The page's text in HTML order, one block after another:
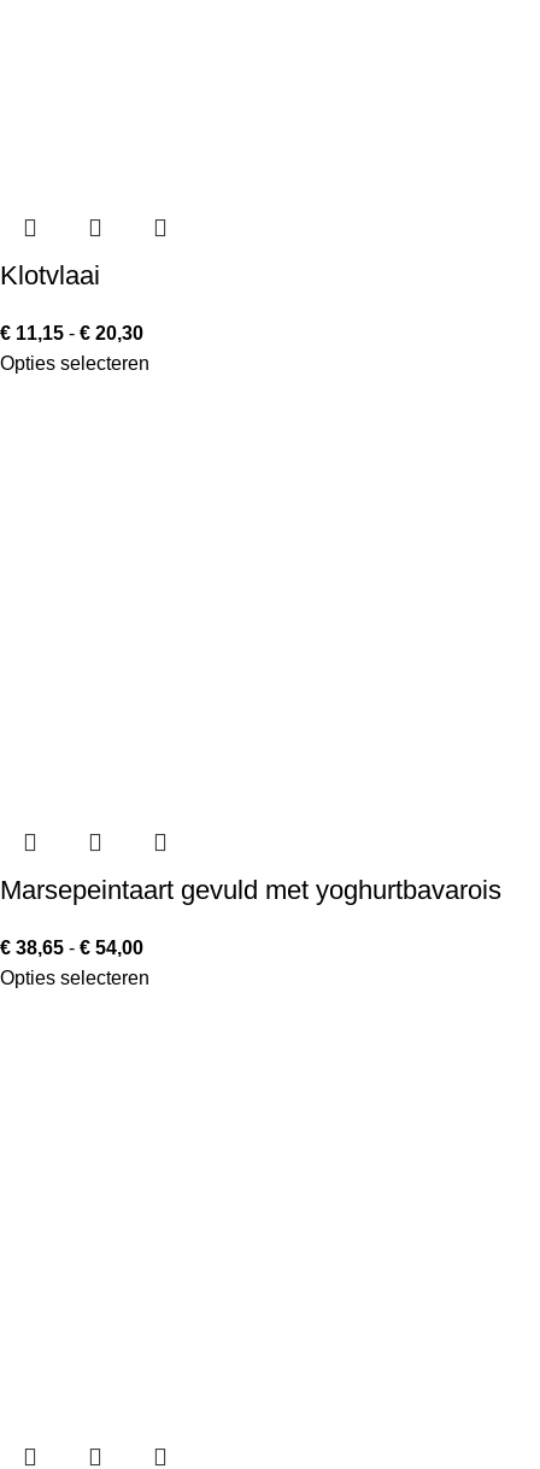
Klotvlaai
€ 11,15 - € 20,30
Opties selecteren
Marsepeintaart gevuld met yoghurtbavarois
€ 38,65 - € 54,00
Opties selecteren